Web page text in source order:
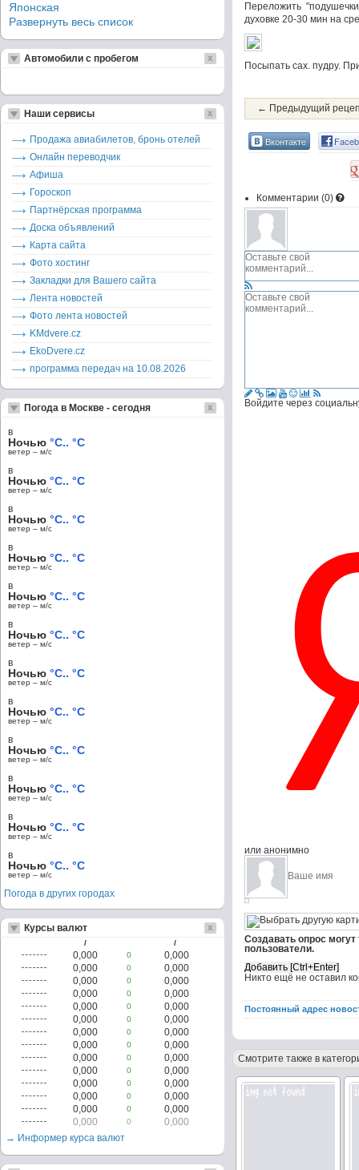
Переложить
духовке 20-30 мин на
Посыпать сах. пудру.
← Предыдущий
Вконтакте
Комментарии (0)
Войдите через
или анонимно
Создавать опрос
пользователи.
Никто ещё не оставил
Постоянный адрес
Смотрите также в
Японская
Развернуть весь список
Автомобили с пробегом
Наши сервисы
Продажа авиабилетов, бронь отелей
Онлайн переводчик
Афиша
Гороскоп
Партнёрская программа
Доска объявлений
Карта сайта
Фото хостинг
Закладки для Вашего сайта
Лента новостей
Фото лента новостей
KMdvere.cz
EkoDvere.cz
программа передач на 10.08.2026
Погода в Москве - сегодня
в
Ночью °C.. °C
ветер – м/c
в
Ночью °C.. °C
ветер – м/c
в
Ночью °C.. °C
ветер – м/c
в
Ночью °C.. °C
ветер – м/c
в
Ночью °C.. °C
ветер – м/c
в
Ночью °C.. °C
ветер – м/c
в
Ночью °C.. °C
ветер – м/c
в
Ночью °C.. °C
ветер – м/c
в
Ночью °C.. °C
ветер – м/c
в
Ночью °C.. °C
ветер – м/c
в
Ночью °C.. °C
ветер – м/c
в
Ночью °C.. °C
ветер – м/c
Погода в других городах
Курсы валют
/ /
0,000 0
0,000
0,000
0
0,000
0,000
0
0,000
0,000
0
0,000
0,000
0
0,000
0,000
0
0,000
0,000
0
0,000
0,000
0
0,000
0,000
0
0,000
0,000
0
0,000
0,000
0
0,000
0,000
0
0,000
0,000
0
0,000
0,000
0
0,000
→ Информер курса валют